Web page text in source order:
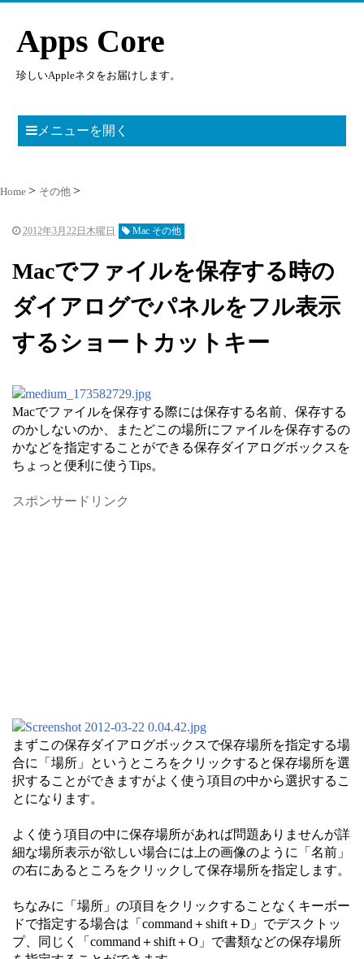
Apps Core
珍しいAppleネタをお届けします。
メニューを開く
Home その他
2012年3月22日木曜日 Mac その他
Macでファイルを保存する時の
ダイアログでパネルをフル表示
するショートカットキー
Macでファイルを保存する際には保存する名前、保存する
のかしないのか、またどこの場所にファイルを保存するの
かなどを指定することができる保存ダイアログボックスを
ちょっと便利に使うTips。
スポンサードリンク
まずこの保存ダイアログボックスで保存場所を指定する場
合に「場所」というところをクリックすると保存場所を選
択することができますがよく使う項目の中から選択するこ
とになります。
よく使う項目の中に保存場所があれば問題ありませんが詳
細な場所表示が欲しい場合には上の画像のように「名前」
の右にあるところをクリックして保存場所を指定します。
ちなみに「場所」の項目をクリックすることなくキーボー
ドで指定する場合は「command＋shift＋D」でデスクトッ
プ、同じく「command＋shift＋O」で書類などの保存場所